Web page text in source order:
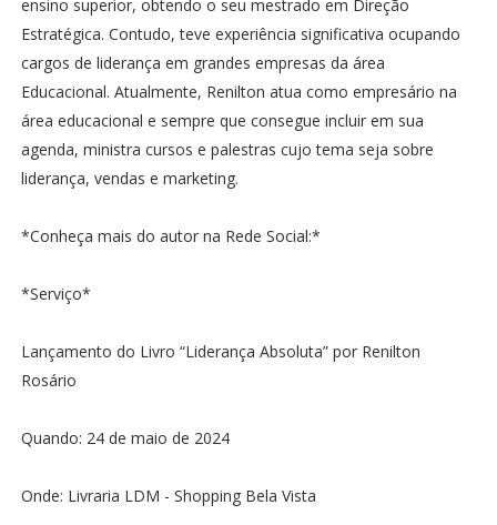
ensino superior, obtendo o seu mestrado em Direção
Estratégica. Contudo, teve experiência significativa ocupando
cargos de liderança em grandes empresas da área
Educacional. Atualmente, Renilton atua como empresário na
área educacional e sempre que consegue incluir em sua
agenda, ministra cursos e palestras cujo tema seja sobre
liderança, vendas e marketing.
*Conheça mais do autor na Rede Social:*
*Serviço*
Lançamento do Livro “Liderança Absoluta” por Renilton
Rosário
Quando: 24 de maio de 2024
Onde: Livraria LDM - Shopping Bela Vista